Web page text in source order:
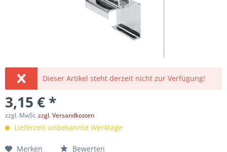
Dieser Artikel steht derzeit nicht zur Verfügung!
3,15 € *
zzgl. MwSt.zzgl. Versandkosten
Lieferzeit unbekannte Werktage
Merken Bewerten